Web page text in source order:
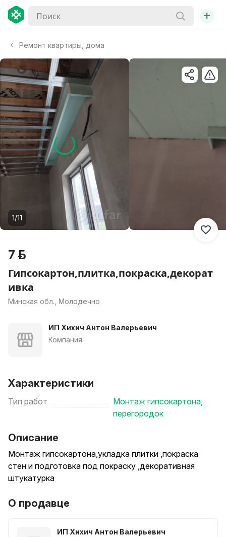
+
Ремонт квартиры, дома
1/11
7 р.
Гипсокартон,плитка,покраска,декорат
ивка
Минская обл., Молодечно
ИП Хихич Антон Валерьевич
Компания
Характеристики
Тип работ
Монтаж гипсокартона,
перегородок
Описание
Монтаж гипсокартона,укладка плитки ,покраска
стен и подготовка под покраску ,декоративная
штукатурка
О продавце
ИП Хихич Антон Валерьевич